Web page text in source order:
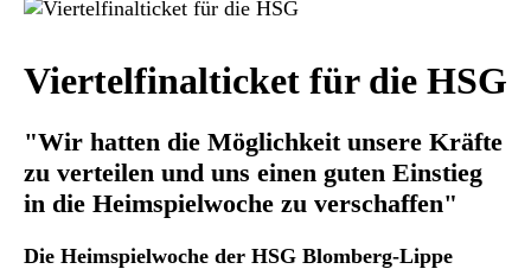
Viertelfinalticket für die HSG
"Wir hatten die Möglichkeit unsere Kräfte
zu verteilen und uns einen guten Einstieg
in die Heimspielwoche zu verschaffen"
Die Heimspielwoche der HSG Blomberg-Lippe